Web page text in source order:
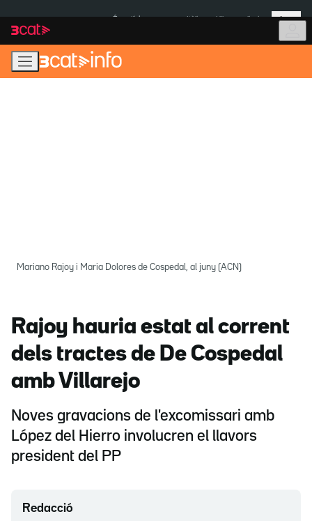
navegació
principal
contingut
Més
Mariano Rajoy i Maria Dolores de Cospedal, al juny (ACN)
Rajoy hauria estat al corrent
dels tractes de De Cospedal
amb Villarejo
Noves gravacions de l'excomissari amb
López del Hierro involucren el llavors
president del PP
Redacció